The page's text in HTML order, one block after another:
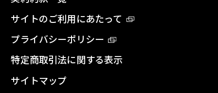
サイトのご利用にあたって
プライバシーポリシー
特定商取引法に関する表示
サイトマップ